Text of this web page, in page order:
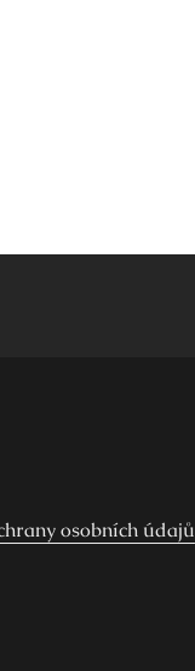
osobních údajů